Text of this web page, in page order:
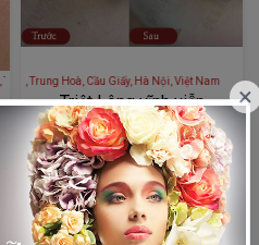
Hà Nội, Việt Nam
Trần Duy Hưng, Trung Hoà, Cầu Giấy, Hà Nội,
Triệt Lông vĩnh viễn
Liên hệ
×